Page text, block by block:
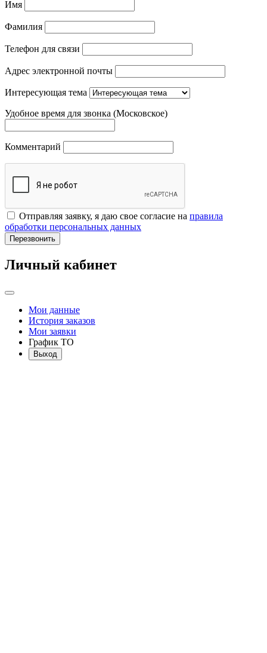
Имя
Фамилия
Телефон для связи
Адрес электронной почты
Интересующая тема
Удобное время для звонка (Московское)
Комментарий
Отправляя заявку, я даю свое согласие на правила
обработки персональных данных
Перезвонить
Личный кабинет
Мои данные
История заказов
Мои заявки
График ТО
Выход